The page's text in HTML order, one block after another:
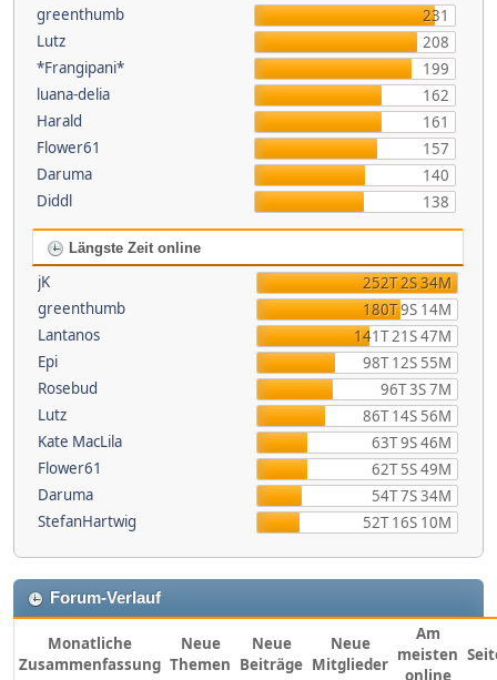
greenthumb
231
Lutz
208
*Frangipani*
199
luana-delia
162
Harald
161
Flower61
157
Daruma
140
Diddl
138
Längste Zeit online
jK
252T 2S 34M
greenthumb
180T 9S 14M
Lantanos
141T 21S 47M
Epi
98T 12S 55M
Rosebud
96T 3S 7M
Lutz
86T 14S 56M
Kate MacLila
63T 9S 46M
Flower61
62T 5S 49M
Daruma
54T 7S 34M
StefanHartwig
52T 16S 10M
Forum-Verlauf
Monatliche
Zusammenfassung
Neue
Themen
Neue
Beiträge
Neue
Mitglieder
Am
meisten
online